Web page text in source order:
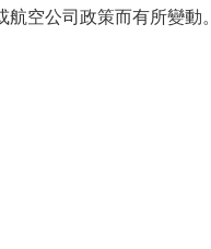
空公司政策而有所變動。